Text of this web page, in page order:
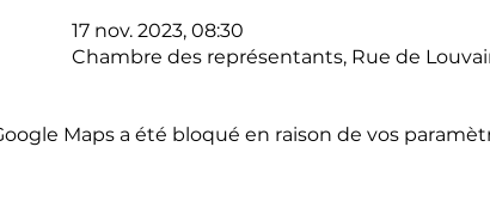
17 nov. 2023, 08:30
Chambre des représentants, Rue de
Maps a été bloqué en raison de vos